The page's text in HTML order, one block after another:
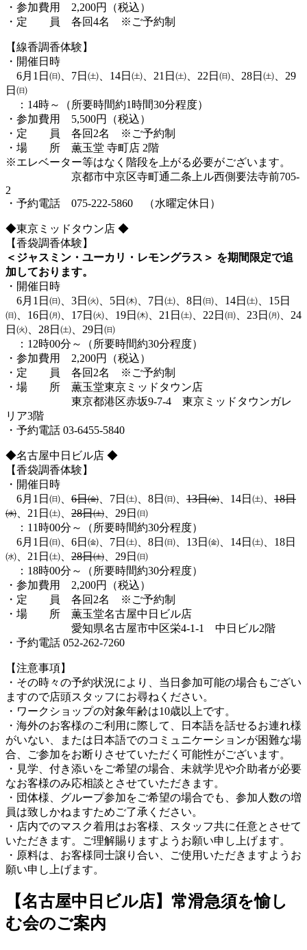
・参加費用 2,200円（税込）
・定 員 各回4名 ※ご予約制
【線香調香体験】
・開催日時
6月1日㈰、7日㈯、14日㈯、21日㈯、22日㈰、28日㈯、29
日㈰
：14時～（所要時間約1時間30分程度）
・参加費用 5,500円（税込）
・定 員 各回2名 ※ご予約制
・場 所 薫玉堂 寺町店 2階
※エレベーター等はなく階段を上がる必要がございます。
京都市中京区寺町通二条上ル西側要法寺前705-
2
・予約電話 075-222-5860 （水曜定休日）
◆東京ミッドタウン店 ◆
【香袋調香体験】
＜ジャスミン・ユーカリ・レモングラス＞ を期間限定で追
加しております。
・開催日時
6月1日㈰、3日㈫、5日㈭、7日㈯、8日㈰、14日㈯、15日
㈰、16日㈪、17日㈫、19日㈭、21日㈯、22日㈰、23日㈪、24
日㈫、28日㈯、29日㈰
：12時00分～（所要時間約30分程度）
・参加費用 2,200円（税込）
・定 員 各回2名 ※ご予約制
・場 所 薫玉堂東京ミッドタウン店
東京都港区赤坂9-7-4 東京ミッドタウンガレ
リア3階
・予約電話 03-6455-5840
◆名古屋中日ビル店 ◆
【香袋調香体験】
・開催日時
6月1日㈰、 6日㈮ 、7日㈯、8日㈰、 13日㈮ 、14日㈯、 18日
㈬ 、21日㈯、 28日㈯ 、29日㈰
：11時00分～（所要時間約30分程度）
6月1日㈰、6日㈮、7日㈯、8日㈰、13日㈮、14日㈯、18日
㈬、21日㈯、 28日㈯ 、29日㈰
：18時00分～（所要時間約30分程度）
・参加費用 2,200円（税込）
・定 員 各回2名 ※ご予約制
・場 所 薫玉堂名古屋中日ビル店
愛知県名古屋市中区栄4-1-1 中日ビル2階
・予約電話 052-262-7260
【注意事項】
・その時々の予約状況により、当日参加可能の場合もござい
ますので店頭スタッフにお尋ねください。
・ワークショップの対象年齢は10歳以上です。
・海外のお客様のご利用に際して、日本語を話せるお連れ様
がいない、または日本語でのコミュニケーションが困難な場
合、ご参加をお断りさせていただく可能性がございます。
・見学、付き添いをご希望の場合、未就学児や介助者が必要
なお客様のみ応相談とさせていただきます。
・団体様、グループ参加をご希望の場合でも、参加人数の増
員は致しかねますためご了承ください。
・店内でのマスク着用はお客様、スタッフ共に任意とさせて
いただきます。ご理解賜りますようお願い申し上げます。
・原料は、お客様同士譲り合い、ご使用いただきますようお
願い申し上げます。
【名古屋中日ビル店】常滑急須を愉し
む会のご案内